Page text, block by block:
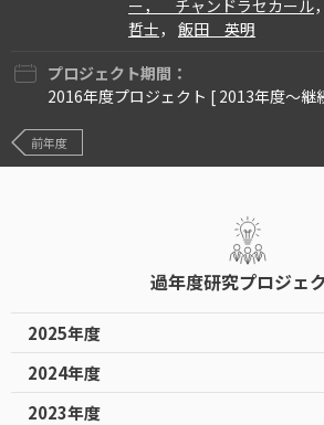
ー， チャンドラセカール，
哲士， 飯田 英明
プロジェクト期間：
2016年度プロジェクト [ 2013年度〜継
前年度
過年度研究プロジェ
2025年度
2024年度
2023年度